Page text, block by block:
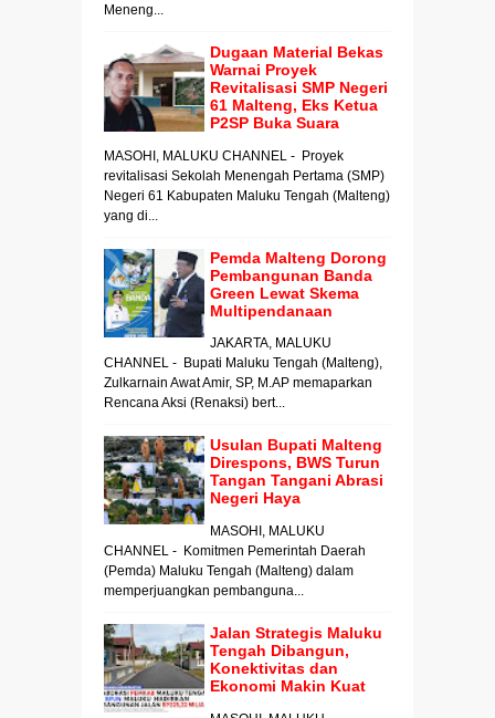
Meneng...
Dugaan Material Bekas
Warnai Proyek
Revitalisasi SMP Negeri
61 Malteng, Eks Ketua
P2SP Buka Suara
MASOHI, MALUKU CHANNEL - Proyek
revitalisasi Sekolah Menengah Pertama (SMP)
Negeri 61 Kabupaten Maluku Tengah (Malteng)
yang di...
Pemda Malteng Dorong
Pembangunan Banda
Green Lewat Skema
Multipendanaan
JAKARTA, MALUKU
CHANNEL - Bupati Maluku Tengah (Malteng),
Zulkarnain Awat Amir, SP, M.AP memaparkan
Rencana Aksi (Renaksi) bert...
Usulan Bupati Malteng
Direspons, BWS Turun
Tangan Tangani Abrasi
Negeri Haya
MASOHI, MALUKU
CHANNEL - Komitmen Pemerintah Daerah
(Pemda) Maluku Tengah (Malteng) dalam
memperjuangkan pembanguna...
Jalan Strategis Maluku
Tengah Dibangun,
Konektivitas dan
Ekonomi Makin Kuat